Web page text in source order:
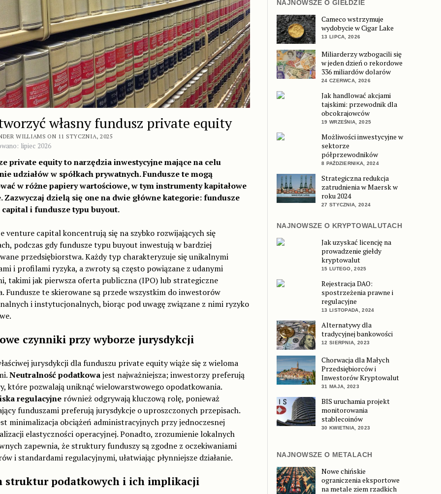
własny fundusz private equity
WILLIAMS ON 11 STYCZNIA, 2025
lipiec 2026
private equity to narzędzia inwestycyjne mające na celu
udziałów w spółkach prywatnych. Fundusze te mogą
w różne papiery wartościowe, w tym instrumenty kapitałowe
Zazwyczaj dzielą się one na dwie główne kategorie: fundusze
i fundusze typu buyout.
venture capital koncentrują się na szybko rozwijających się
podczas gdy fundusze typu buyout inwestują w bardziej
przedsiębiorstwa. Każdy typ charakteryzuje się unikalnymi
i profilami ryzyka, a zwroty są często powiązane z udanymi
takimi jak pierwsza oferta publiczna (IPO) lub strategiczne
Fundusze te skierowane są przede wszystkim do inwestorów
i instytucjonalnych, biorąc pod uwagę związane z nimi ryzyko
czynniki przy wyborze jurysdykcji
jurysdykcji dla funduszu private equity wiąże się z wieloma
Neutralność podatkowajest najważniejsza; inwestorzy preferują
które pozwalają uniknąć wielowarstwowego opodatkowania.
regulacyjnerównież odgrywają kluczową rolę, ponieważ
funduszami preferują jurysdykcje o uproszczonych przepisach.
minimalizacja obciążeń administracyjnych przy jednoczesnej
elastyczności operacyjnej. Ponadto, zrozumienie lokalnych
zapewnia, że struktury funduszy są zgodne z oczekiwaniami
i standardami regulacyjnymi, ułatwiając płynniejsze działanie.
struktur podatkowych i ich implikacji
NAJNOWSZE O GIEŁDZIE
Cameco wstrzymuje
wydobycie w Cigar Lake
13 LIPCA, 2026
Miliarderzy wzbogacili się
w jeden dzień o rekordowe
336 miliardów dolarów
24 CZERWCA, 2026
Jak handlować akcjami
tajskimi: przewodnik dla
obcokrajowców
19 WRZEŚNIA, 2025
Możliwości inwestycyjne w
sektorze
półprzewodników
8 PAŹDZIERNIKA, 2024
Strategiczna redukcja
zatrudnienia w Maersk w
roku 2024
27 STYCZNIA, 2024
NAJNOWSZE O KRYPTOWALUTACH
Jak uzyskać licencję na
prowadzenie giełdy
kryptowalut
15 LUTEGO, 2025
Rejestracja DAO:
spostrzeżenia prawne i
regulacyjne
13 LISTOPADA, 2024
Alternatywy dla
tradycyjnej bankowości
12 SIERPNIA, 2023
Chorwacja dla Małych
Przedsiębiorców i
Inwestorów Kryptowalut
31 MAJA, 2023
BIS uruchamia projekt
monitorowania
stablecoinów
30 KWIETNIA, 2023
NAJNOWSZE O METALACH
Nowe chińskie
ograniczenia eksportowe
na metale ziem rzadkich